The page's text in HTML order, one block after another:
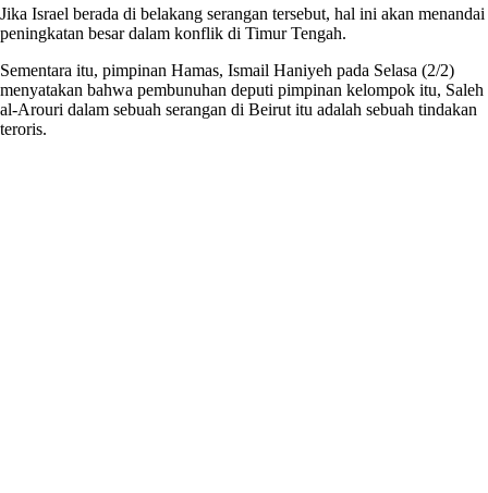
Jika Israel berada di belakang serangan tersebut, hal ini akan menandai
peningkatan besar dalam konflik di Timur Tengah.
Sementara itu, pimpinan Hamas, Ismail Haniyeh pada Selasa (2/2)
menyatakan bahwa pembunuhan deputi pimpinan kelompok itu, Saleh
al-Arouri dalam sebuah serangan di Beirut itu adalah sebuah tindakan
teroris.